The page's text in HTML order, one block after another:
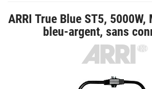
ARRI True Blue ST5, 5000W,
bleu-argent, sans